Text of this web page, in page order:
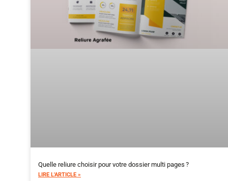
Quelle reliure choisir pour votre dossier multi pages ?
LIRE L'ARTICLE »